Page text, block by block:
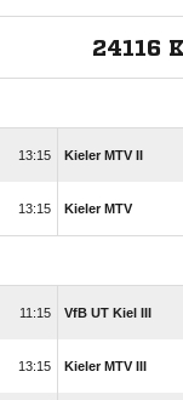
24116
13:15 Kieler MTV II
13:15 Kieler MTV
11:15 VfB UT Kiel III
13:15 Kieler MTV III